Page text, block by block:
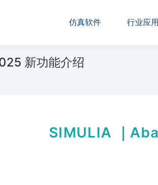
仿真软件 行业应用
新功能介绍
SIMULIA ｜